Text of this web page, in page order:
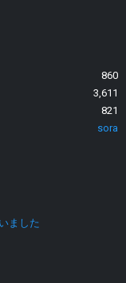
860
3,611
821
sora
ました